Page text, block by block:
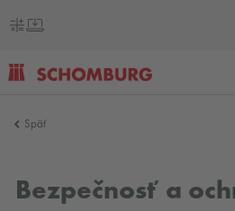
Späť
Bezpečnosť a